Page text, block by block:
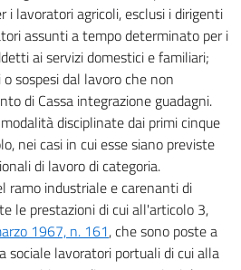
lavoratori agricoli, esclusi i dirigenti
assunti a tempo determinato per i
ai servizi domestici e familiari;
sospesi dal lavoro che non
di Cassa integrazione guadagni.
disciplinate dai primi cinque
nei casi in cui esse siano previste
di lavoro di categoria.
ramo industriale e carenanti di
le prestazioni di cui all'articolo 3,
1967, n. 161, che sono poste a
sociale lavoratori portuali di cui alla